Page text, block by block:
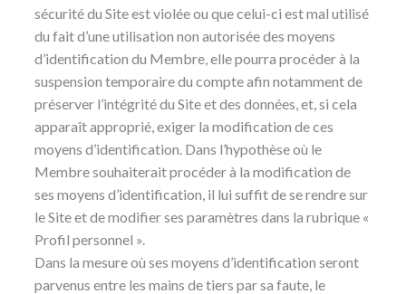
sécurité du Site est violée ou que celui-ci est mal utilisé
du fait d’une utilisation non autorisée des moyens
d’identification du Membre, elle pourra procéder à la
suspension temporaire du compte afin notamment de
préserver l’intégrité du Site et des données, et, si cela
apparaît approprié, exiger la modification de ces
moyens d’identification. Dans l’hypothèse où le
Membre souhaiterait procéder à la modification de
ses moyens d’identification, il lui suffit de se rendre sur
le Site et de modifier ses paramètres dans la rubrique «
Profil personnel ».
Dans la mesure où ses moyens d’identification seront
parvenus entre les mains de tiers par sa faute, le